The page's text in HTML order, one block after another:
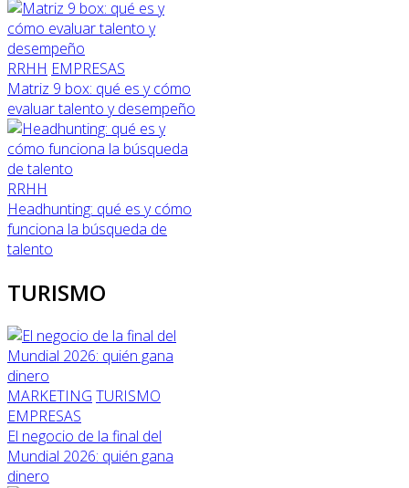
RRHH EMPRESAS
Matriz 9 box: qué es y cómo
evaluar talento y desempeño
RRHH
Headhunting: qué es y cómo
funciona la búsqueda de
talento
TURISMO
MARKETING TURISMO
EMPRESAS
El negocio de la final del
Mundial 2026: quién gana
dinero